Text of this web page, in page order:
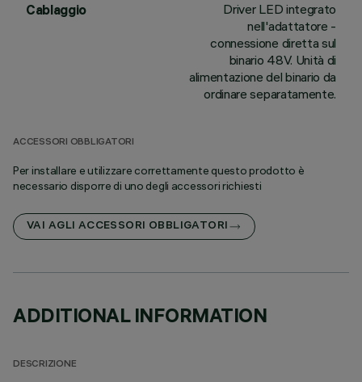
Cablaggio
Driver LED integrato
nell'adattatore -
connessione diretta sul
binario 48V. Unità di
alimentazione del binario da
ordinare separatamente.
ACCESSORI OBBLIGATORI
Per installare e utilizzare correttamente questo prodotto è
necessario disporre di uno degli accessori richiesti
VAI AGLI ACCESSORI OBBLIGATORI
ADDITIONAL INFORMATION
DESCRIZIONE